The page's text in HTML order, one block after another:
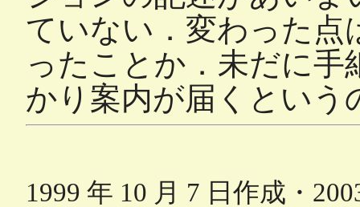
ていない．変わった点
ったことか．未だに
かり案内が届くという
1999 年 10 月 7 日作成・